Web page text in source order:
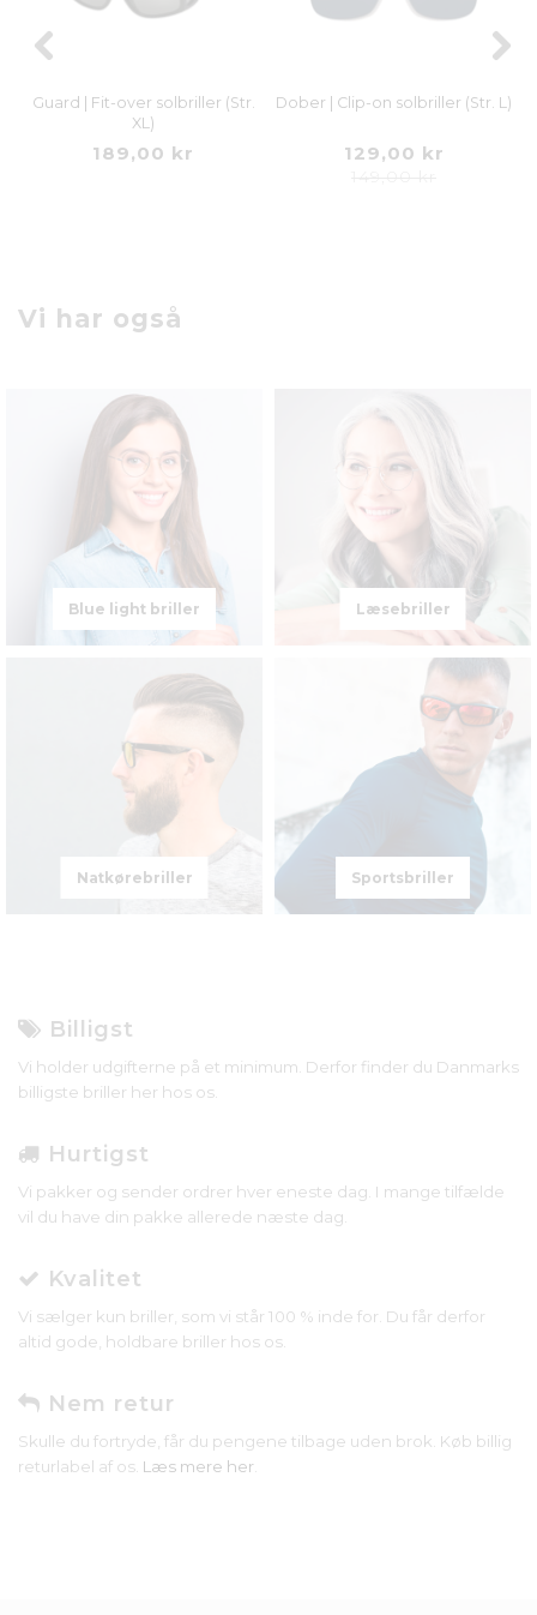
Guard | Fit-over solbriller (Str.
XL)
189,00 kr
Dober | Clip-on solbriller (Str. L)
129,00 kr
Vi har også
Blue light briller Læsebriller
Natkørebriller Sportsbriller
Billigst
Vi holder udgifterne på et minimum. Derfor finder du Danmarks
billigste briller her hos os.
Hurtigst
Vi pakker og sender ordrer hver eneste dag. I mange tilfælde
vil du have din pakke allerede næste dag.
Kvalitet
Vi sælger kun briller, som vi står 100 % inde for. Du får derfor
altid gode, holdbare briller hos os.
Nem retur
Skulle du fortryde, får du pengene tilbage uden brok. Køb billig
returlabel af os. Læs mere her.